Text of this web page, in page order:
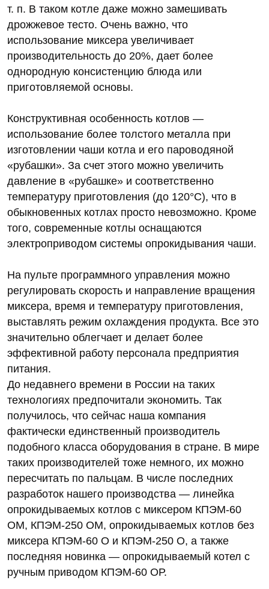
т. п. В таком котле даже можно замешивать
дрожжевое тесто. Очень важно, что
использование миксера увеличивает
производительность до 20%, дает более
однородную консистенцию блюда или
приготовляемой основы.
Конструктивная особенность котлов —
использование более толстого металла при
изготовлении чаши котла и его пароводяной
«рубашки». За счет этого можно увеличить
давление в «рубашке» и соответственно
температуру приготовления (до 120°С), что в
обыкновенных котлах просто невозможно. Кроме
того, современные котлы оснащаются
электроприводом системы опрокидывания чаши.
На пульте программного управления можно
регулировать скорость и направление вращения
миксера, время и температуру приготовления,
выставлять режим охлаждения продукта. Все это
значительно облегчает и делает более
эффективной работу персонала предприятия
питания.
До недавнего времени в России на таких
технологиях предпочитали экономить. Так
получилось, что сейчас наша компания
фактически единственный производитель
подобного класса оборудования в стране. В мире
таких производителей тоже немного, их можно
пересчитать по пальцам. В числе последних
разработок нашего производства — линейка
опрокидываемых котлов с миксером КПЭМ-60
ОМ, КПЭМ-250 ОМ, опрокидываемых котлов без
миксера КПЭМ-60 О и КПЭМ-250 О, а также
последняя новинка — опрокидываемый котел с
ручным приводом КПЭМ-60 ОР.